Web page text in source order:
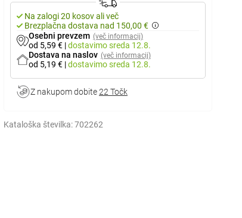
Na zalogi 20 kosov ali več
Brezplačna dostava nad 150,00 €
Osebni prevzem (več informacij)
od 5,59 € |dostavimosreda 12.8.
Dostava na naslov (več informacij)
od 5,19 € |dostavimosreda 12.8.
Z nakupom dobite22 Točk
Kataloška številka:702262